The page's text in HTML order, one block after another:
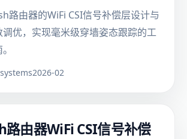
路由器的WiFi CSI信号补偿层设计与
优，实现毫米级穿墙姿态跟踪的工
2026-02
路由器WiFi CSI信号补偿